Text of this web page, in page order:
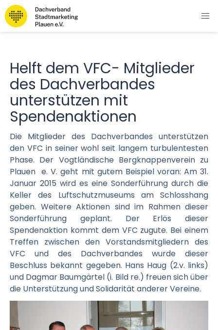
Helft dem VFC- Mitglieder
des Dachverbandes
unterstützen mit
Spendenaktionen
Die Mitglieder des Dachverbandes unterstützen
den VFC in seiner wohl seit langem turbulentesten
Phase. Der Vogtländische Bergknappenverein zu
Plauen e. V. geht mit gutem Beispiel voran: Am 31.
Januar 2015 wird es eine Sonderführung durch die
Keller des Luftschutzmuseums am Schlosshang
geben. Weitere Aktionen sind im Rahmen dieser
Sonderführung geplant. Der Erlös dieser
Spendenaktion kommt dem VFC zugute. Bei einem
Treffen zwischen den Vorstandsmitgliedern des
VFC und des Dachverbandes wurde dieser
Beschluss bekannt gegeben. Hans Haug (2.v. links)
und Dagmar Baumgärtel (i. Bild re.) freuen sich über
die Unterstützung und Solidarität anderer Vereine.